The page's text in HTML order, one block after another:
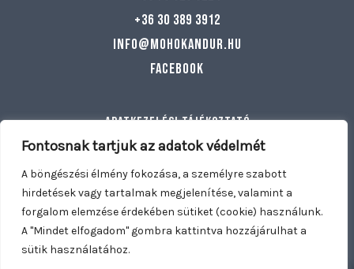
Fontosnak tartjuk az adatok védelmét
A böngészési élmény fokozása, a személyre szabott
hirdetések vagy tartalmak megjelenítése, valamint a
forgalom elemzése érdekében sütiket (cookie) használunk.
A "Mindet elfogadom" gombra kattintva hozzájárulhat a
sütik használatához.
+36 30 389 3912
info@mohokandur.hu
Facebook
Adatkezelési tájékoztató
Általános szerződési feltételek
Egyéb információ
Copyright © 2026 Mohó Kandúr | Nyitva tartunk: Hétfő –
Vasárnap 11:00 – 21:30 | Kiszállítás: Dunakeszi, Fót, Göd,